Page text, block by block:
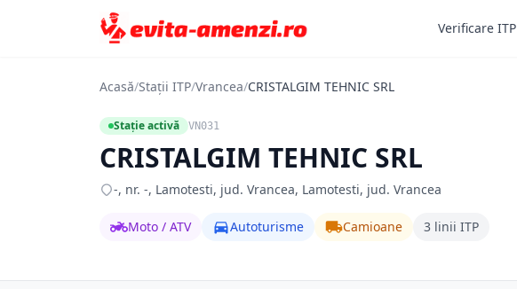
Verificare ITP
Acasă/Stații ITP/Vrancea/CRISTALGIM TEHNIC SRL
Stație activă VN031
CRISTALGIM TEHNIC SRL
-, nr. -, Lamotesti, jud. Vrancea, Lamotesti, jud. Vrancea
Moto / ATV Autoturisme Camioane 3 linii ITP